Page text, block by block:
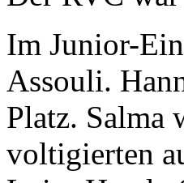
Im Junior-
Assouli.
Platz. Salma
voltigierten